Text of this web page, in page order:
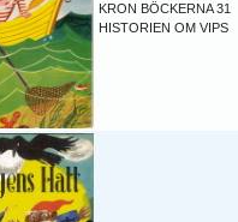
KRON BÖCKERNA 31
HISTORIEN OM VIPS